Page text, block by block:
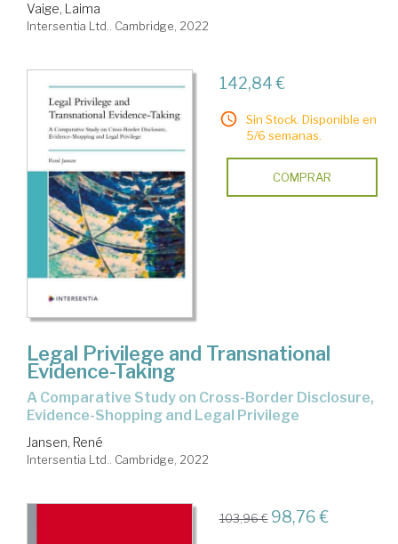
Vaige, Laima
Intersentia Ltd.. Cambridge, 2022
142,84 €
Sin Stock. Disponible en
5/6 semanas.
COMPRAR
Legal Privilege and Transnational
Evidence-Taking
A Comparative Study on Cross-Border Disclosure,
Evidence-Shopping and Legal Privilege
Jansen, René
Intersentia Ltd.. Cambridge, 2022
103,96 € 98,76 €